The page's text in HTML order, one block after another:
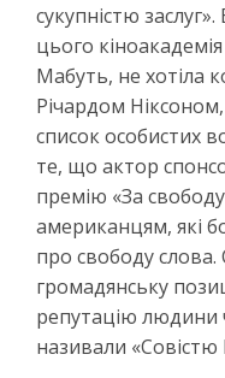
сукупністю
цього
Мабуть, не хотіла
Річардом
список особистих
те, що актор
премію «За
американцям, які
про свободу
громадянську
репутацію людини
називали «Совістю